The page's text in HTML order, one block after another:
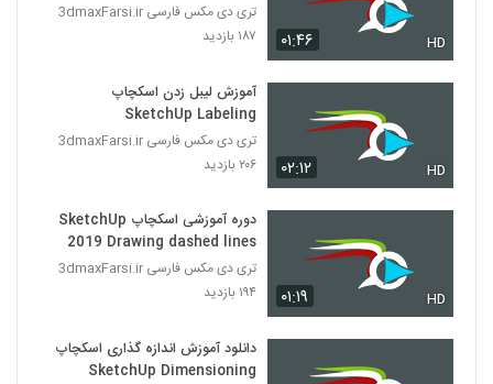
۰۱:۴۶ HD
تری دی مکس فارسی 3dmaxFarsi.ir
۱۸۷ بازدید
۰۲:۱۲ HD
آموزش لیبل زدن اسکچاپ
SketchUp Labeling
تری دی مکس فارسی 3dmaxFarsi.ir
۲۰۶ بازدید
۰۱:۱۹ HD
دوره آموزشی اسکچاپ SketchUp
2019 Drawing dashed lines
تری دی مکس فارسی 3dmaxFarsi.ir
۱۹۴ بازدید
دانلود آموزش اندازه گذاری اسکچاپ
SketchUp Dimensioning